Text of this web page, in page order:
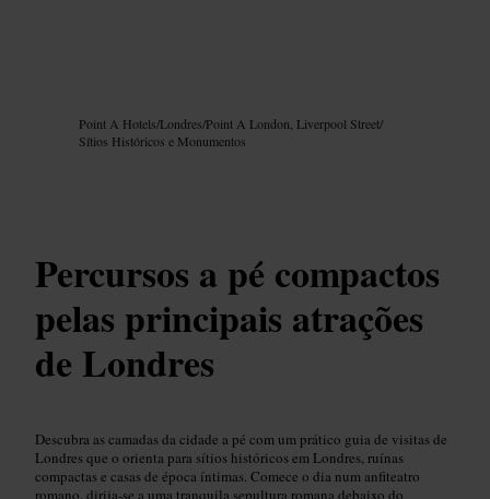
Point A Hotels/Londres/Point A London, Liverpool Street/
Sítios Históricos e Monumentos
Percursos a pé compactos
pelas principais atrações
de Londres
Descubra as camadas da cidade a pé com um prático guia de visitas de
Londres que o orienta para sítios históricos em Londres, ruínas
compactas e casas de época íntimas. Comece o dia num anfiteatro
romano, dirija-se a uma tranquila sepultura romana debaixo do